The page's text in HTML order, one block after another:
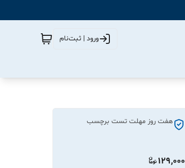
ورود | ثبت‌نام
هفت روز مهلت تست برچسب
129,000